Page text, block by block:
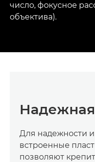
число, фокусное
объектива).
Для надежности
встроенные
позволяют